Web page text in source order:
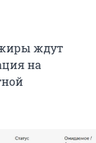
ждут
на